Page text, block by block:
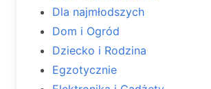
Dla najmłodszych
Dom i Ogród
Dziecko i Rodzina
Egzotycznie